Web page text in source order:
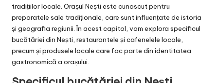
tradițiilor locale. Orașul Nești este cunoscut pentru
preparatele sale tradiționale, care sunt influențate de istoria
și geografia regiunii. În acest capitol, vom explora specificul
bucătăriei din Nești, restaurantele și cafenelele locale,
precum și produsele locale care fac parte din identitatea
gastronomică a orașului.